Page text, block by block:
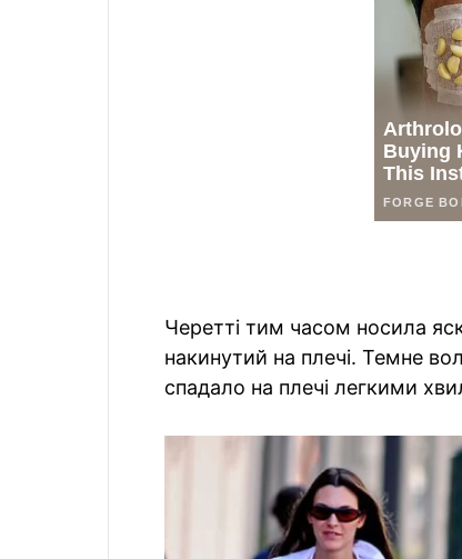
Черетті тим часом носила
накинутий на плечі. Темне
спадало на плечі легкими